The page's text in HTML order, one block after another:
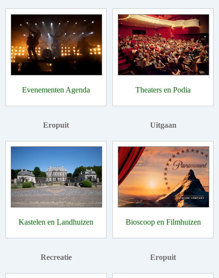
Evenementen Agenda Theaters en Podia
Eropuit
Kastelen en Landhuizen
Uitgaan
Bioscoop en Filmhuizen
Recreatie Eropuit